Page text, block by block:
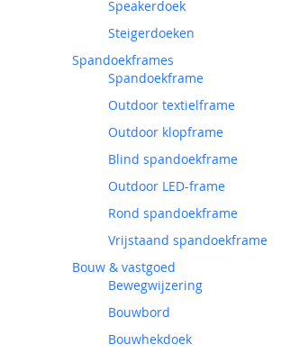
Speakerdoek
Steigerdoeken
Spandoekframes
Spandoekframe
Outdoor textielframe
Outdoor klopframe
Blind spandoekframe
Outdoor LED-frame
Rond spandoekframe
Vrijstaand spandoekframe
Bouw & vastgoed
Bewegwijzering
Bouwbord
Bouwhekdoek